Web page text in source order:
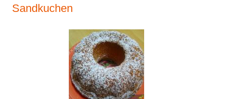
Sandkuchen